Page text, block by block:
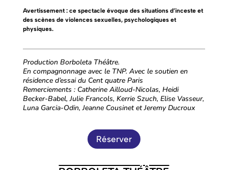
Avertissement : ce spectacle évoque des situations d’inceste et
des scènes de violences sexuelles, psychologiques et
physiques.
Production Borboleta Théâtre.
En compagnonnage avec le TNP. Avec le soutien en
résidence d’essai du Cent quatre Paris
Remerciements : Catherine Ailloud-Nicolas, Heidi
Becker-Babel, Julie Francols, Kerrie Szuch, Elise Vasseur,
Luna Garcia-Odin, Jeanne Cousinet et Jeremy Ducroux
Réserver